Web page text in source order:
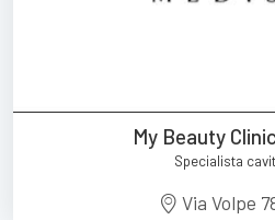
My Beauty
Specialista
Via Volpe